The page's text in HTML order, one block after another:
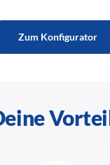
Zum Konfigurator